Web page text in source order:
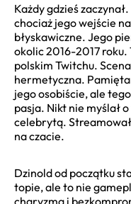
Każdy gdzieś
chociaż jego wejście
błyskawiczne. Jego
okolic 2016-2017 roku.
polskim Twitchu.
hermetyczna.
jego osobiście, ale
pasja. Nikt nie myślał
celebrytą.
na czacie.
Dzinold od początku
topie, ale to nie
charyzma i